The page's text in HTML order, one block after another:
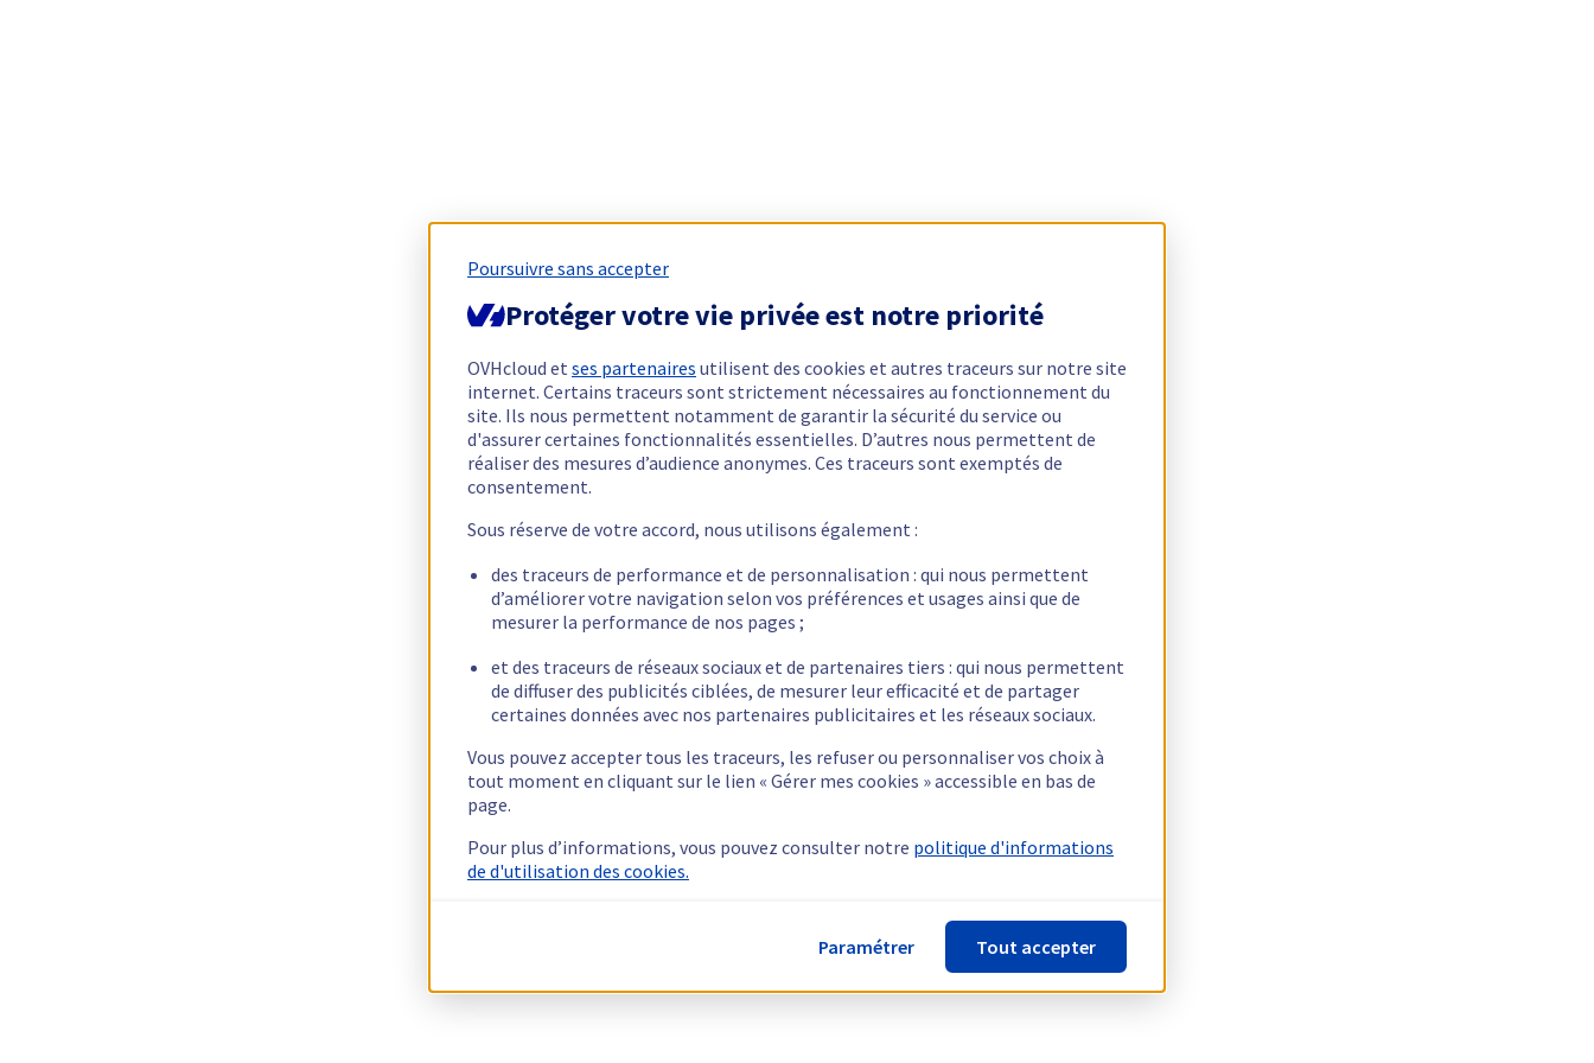
Poursuivre sans accepter
Protéger votre vie privée est notre priorité
OVHcloud et ses partenaires utilisent des cookies et autres traceurs sur notre site
internet. Certains traceurs sont strictement nécessaires au fonctionnement du
site. Ils nous permettent notamment de garantir la sécurité du service ou
d'assurer certaines fonctionnalités essentielles. D’autres nous permettent de
réaliser des mesures d’audience anonymes. Ces traceurs sont exemptés de
consentement.
Sous réserve de votre accord, nous utilisons également :
des traceurs de performance et de personnalisation : qui nous permettent
d’améliorer votre navigation selon vos préférences et usages ainsi que de
mesurer la performance de nos pages ;
et des traceurs de réseaux sociaux et de partenaires tiers : qui nous permettent
de diffuser des publicités ciblées, de mesurer leur efficacité et de partager
certaines données avec nos partenaires publicitaires et les réseaux sociaux.
Vous pouvez accepter tous les traceurs, les refuser ou personnaliser vos choix à
tout moment en cliquant sur le lien « Gérer mes cookies » accessible en bas de
page.
Pour plus d’informations, vous pouvez consulter notre politique d'informations
de d'utilisation des cookies.
Paramétrer Tout accepter